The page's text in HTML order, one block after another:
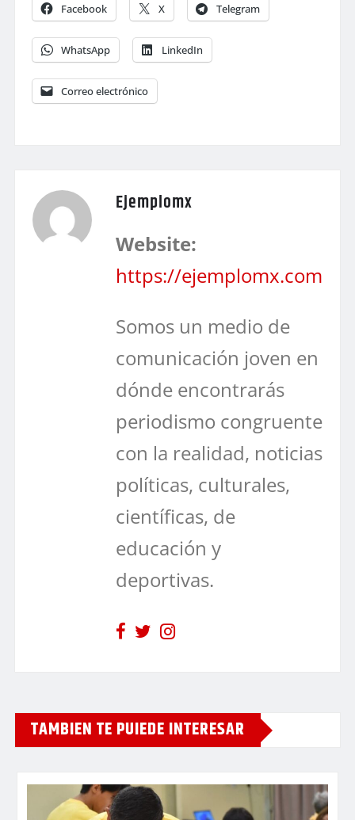
Facebook X Telegram
WhatsApp LinkedIn
Correo electrónico
Ejemplomx
Website:
https://ejemplomx.com
Somos un medio de
comunicación joven en
dónde encontrarás
periodismo congruente
con la realidad, noticias
políticas, culturales,
científicas, de
educación y
deportivas.
TAMBIEN TE PUIEDE INTERESAR